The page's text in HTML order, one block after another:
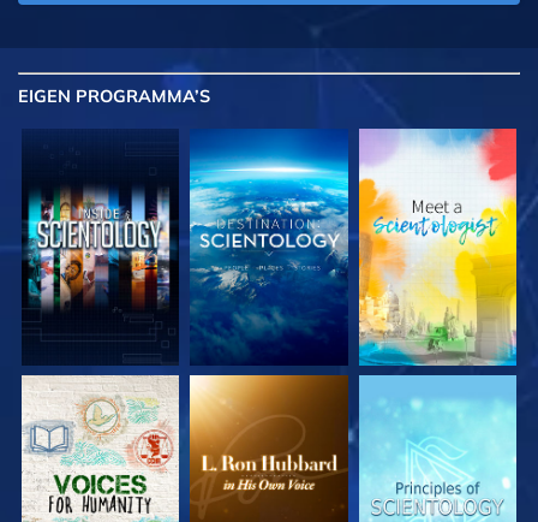
EIGEN PROGRAMMA’S
VERKEN DE SERIE VERKEN DE SERIE VERKEN DE SERIE